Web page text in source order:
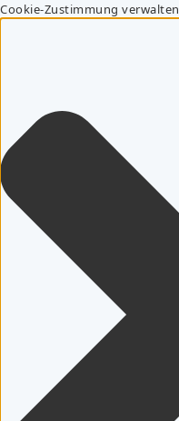
Cookie-Zustimmung verwalten